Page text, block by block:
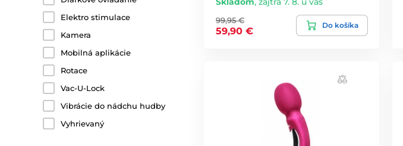
Elektro stimulace
Kamera
Mobilná aplikácie
Rotace
Vac-U-Lock
Vibrácie do nádchu hudby
Vyhrievaný
99,95 €
59,90 €
Do košíka